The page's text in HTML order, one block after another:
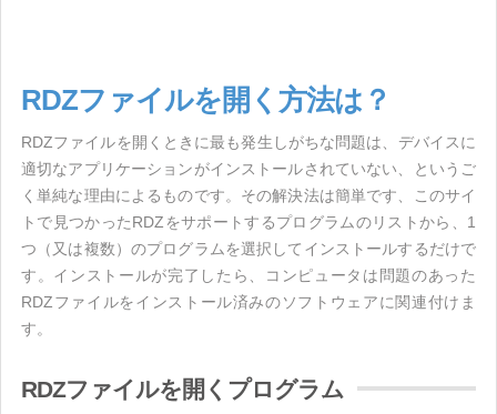
RDZファイルを開く方法は？
RDZファイルを開くときに最も発生しがちな問題は、デバイスに
適切なアプリケーションがインストールされていない、というご
く単純な理由によるものです。その解決法は簡単です、このサイ
トで見つかったRDZをサポートするプログラムのリストから、1
つ（又は複数）のプログラムを選択してインストールするだけで
す。インストールが完了したら、コンピュータは問題のあった
RDZファイルをインストール済みのソフトウェアに関連付けま
す。
RDZファイルを開くプログラム